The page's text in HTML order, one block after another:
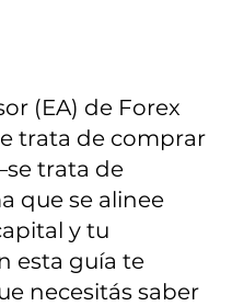
(EA) de Forex
trata de comprar
trata de
que se alinee
y tu
esta guía te
necesitás saber